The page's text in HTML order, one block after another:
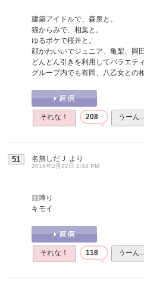
建築アイドルで、森泉と。
猫からみで、相葉と。
ゆるボケで桜井と。
顔かわいいでジュニア、亀梨、岡田
どんどん引きを利用してバラエテ
グループ内でも有岡、八乙女との
それな！ 208 うーん…
51 名無しだＪ より
2016年2月22日 2:44 PM
目障り
キモイ
それな！ 118 うーん…